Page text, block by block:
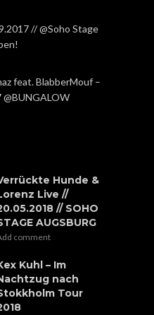
// @Soho Stage
feat. BlabberMouf –
@BUNGALOW
Hunde &
Live //
// SOHO
AUGSBURG
comment
Kuhl – Im
nach
Tour